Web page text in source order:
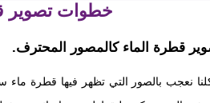
خطوات تصوير
قطرة الماء كالمصور المحترف.
نعجب بالصور التي تظهر فيها قطرة